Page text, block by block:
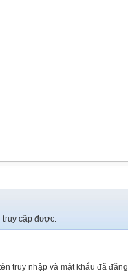
truy cập được.
truy nhập và mật khẩu đã đăng